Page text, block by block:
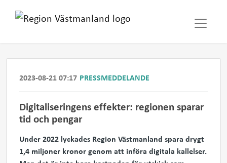
2023-08-21 07:17 PRESSMEDDELANDE
Digitaliseringens effekter: regionen sparar
tid och pengar
Under 2022 lyckades Region Västmanland spara drygt
1,4 miljoner kronor genom att införa digitala kallelser.